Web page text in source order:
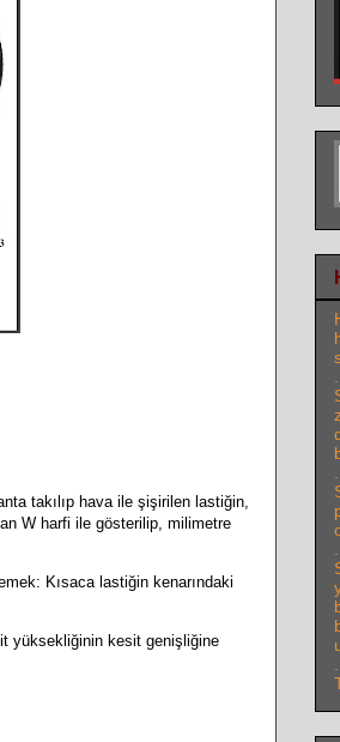
takılıp hava ile şişirilen lastiğin,
W harfi ile gösterilip, milimetre
Kısaca lastiğin kenarındaki
yüksekliğinin kesit genişliğine